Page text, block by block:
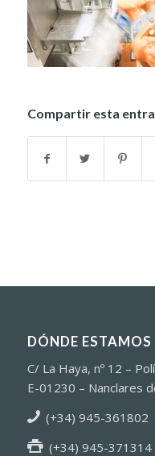
Compartir esta
DÓNDE ESTAMOS
C/ La Haya, nº 12 –
E-01230 – Nanclares
(+34) 945-361802
(+34) 945-371314